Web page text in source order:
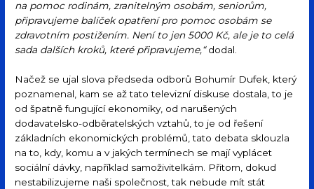
na pomoc rodinám, zranitelným osobám, seniorům,
připravujeme balíček opatření pro pomoc osobám se
zdravotním postižením. Není to jen 5000 Kč, ale je to celá
sada dalších kroků, které připravujeme,“dodal.
Načež se ujal slova předseda odborů Bohumír Dufek, který
poznamenal, kam se až tato televizní diskuse dostala, to je
od špatně fungující ekonomiky, od narušených
dodavatelsko-odběratelských vztahů, to je od řešení
základních ekonomických problémů, tato debata sklouzla
na to, kdy, komu a v jakých termínech se mají vyplácet
sociální dávky, například samoživitelkám. Přitom, dokud
nestabilizujeme naši společnost, tak nebude mít stát